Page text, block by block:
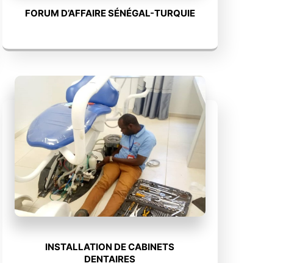
FORUM D’AFFAIRE SÉNÉGAL-TURQUIE
INSTALLATION DE CABINETS
DENTAIRES